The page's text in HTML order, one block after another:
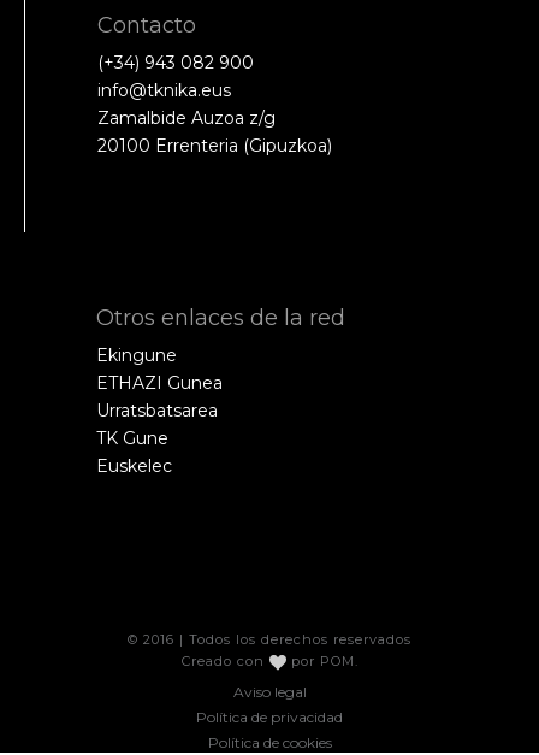
Contacto
(+34) 943 082 900
info@tknika.eus
Zamalbide Auzoa z/g
20100 Errenteria (Gipuzkoa)
Otros enlaces de la red
Ekingune
ETHAZI Gunea
Urratsbatsarea
TK Gune
Euskelec
© 2016 | Todos los derechos reservados
Creado con
por POM
Aviso legal
Política de privacidad
Política de cookies